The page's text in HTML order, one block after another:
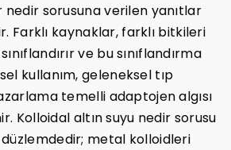
sorusuna verilen yanıtlar
Farklı kaynaklar, farklı bitkileri
ve bu sınıflandırma
kullanım, geleneksel tıp
temelli adaptojen algısı
Kolloidal altın suyu nedir sorusu
metal kolloidleri